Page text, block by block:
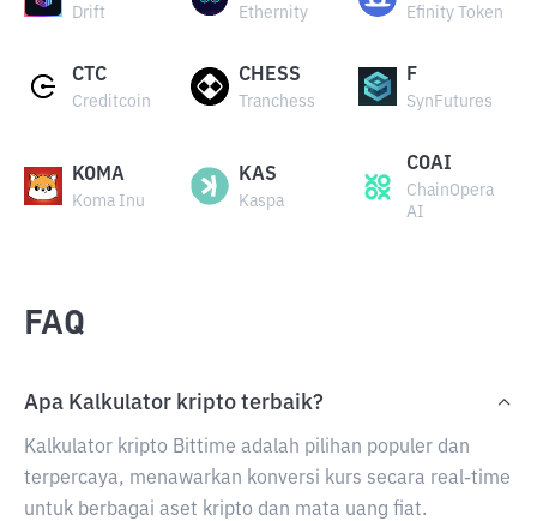
Drift Ethernity Efinity Token
CTC
Creditcoin
CHESS
Tranchess
F
SynFutures
KOMA
Koma Inu
KAS
Kaspa
COAI
ChainOpera
AI
FAQ
Apa Kalkulator kripto terbaik?
Kalkulator kripto Bittime adalah pilihan populer dan
terpercaya, menawarkan konversi kurs secara real-time
untuk berbagai aset kripto dan mata uang fiat.